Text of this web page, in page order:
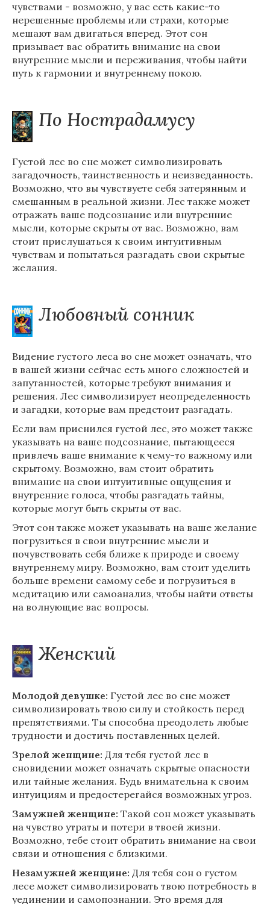
чувствами - возможно, у вас есть какие-то
нерешенные проблемы или страхи, которые
мешают вам двигаться вперед. Этот сон
призывает вас обратить внимание на свои
внутренние мысли и переживания, чтобы найти
путь к гармонии и внутреннему покою.
По Нострадамусу
Густой лес во сне может символизировать
загадочность, таинственность и неизведанность.
Возможно, что вы чувствуете себя затерянным и
смешанным в реальной жизни. Лес также может
отражать ваше подсознание или внутренние
мысли, которые скрыты от вас. Возможно, вам
стоит прислушаться к своим интуитивным
чувствам и попытаться разгадать свои скрытые
желания.
Любовный сонник
Видение густого леса во сне может означать, что
в вашей жизни сейчас есть много сложностей и
запутанностей, которые требуют внимания и
решения. Лес символизирует неопределенность
и загадки, которые вам предстоит разгадать.
Если вам приснился густой лес, это может также
указывать на ваше подсознание, пытающееся
привлечь ваше внимание к чему-то важному или
скрытому. Возможно, вам стоит обратить
внимание на свои интуитивные ощущения и
внутренние голоса, чтобы разгадать тайны,
которые могут быть скрыты от вас.
Этот сон также может указывать на ваше желание
погрузиться в свои внутренние мысли и
почувствовать себя ближе к природе и своему
внутреннему миру. Возможно, вам стоит уделить
больше времени самому себе и погрузиться в
медитацию или самоанализ, чтобы найти ответы
на волнующие вас вопросы.
Женский
Молодой девушке: Густой лес во сне может
символизировать твою силу и стойкость перед
препятствиями. Ты способна преодолеть любые
трудности и достичь поставленных целей.
Зрелой женщине: Для тебя густой лес в
сновидении может означать скрытые опасности
или тайные желания. Будь внимательна к своим
интуициям и предостерегайся возможных угроз.
Замужней женщине: Такой сон может указывать
на чувство утраты и потери в твоей жизни.
Возможно, тебе стоит обратить внимание на свои
связи и отношения с близкими.
Незамужней женщине: Для тебя сон о густом
лесе может символизировать твою потребность в
уединении и самопознании. Это время для